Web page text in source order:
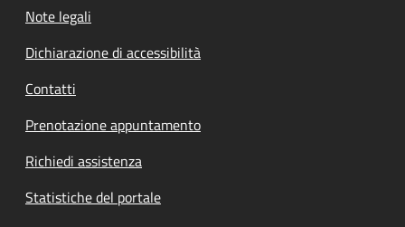
Note legali
Dichiarazione di accessibilità
Contatti
Prenotazione appuntamento
Richiedi assistenza
Statistiche del portale